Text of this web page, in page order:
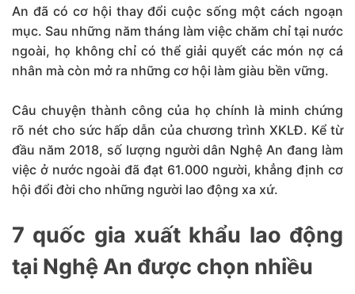
An đã có cơ hội thay đổi cuộc sống một cách ngoạn
mục. Sau những năm tháng làm việc chăm chỉ tại nước
ngoài, họ không chỉ có thể giải quyết các món nợ cá
nhân mà còn mở ra những cơ hội làm giàu bền vững.
Câu chuyện thành công của họ chính là minh chứng
rõ nét cho sức hấp dẫn của chương trình XKLĐ. Kể từ
đầu năm 2018, số lượng người dân Nghệ An đang làm
việc ở nước ngoài đã đạt 61.000 người, khẳng định cơ
hội đổi đời cho những người lao động xa xứ.
7 quốc gia xuất khẩu lao động
tại Nghệ An được chọn nhiều